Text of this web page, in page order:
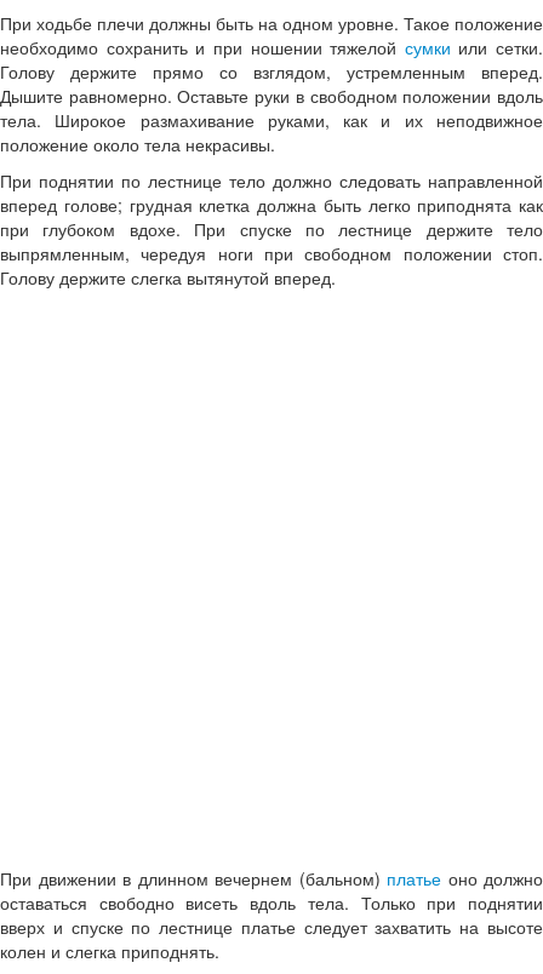
При ходьбе плечи должны быть на одном уровне. Такое положение
необходимо сохранить и при ношении тяжелой сумки или сетки.
Голову держите прямо со взглядом, устремленным вперед.
Дышите равномерно. Оставьте руки в свободном положении вдоль
тела. Широкое размахивание руками, как и их неподвижное
положение около тела некрасивы.
При поднятии по лестнице тело должно следовать направленной
вперед голове; грудная клетка должна быть легко приподнята как
при глубоком вдохе. При спуске по лестнице держите тело
выпрямленным, чередуя ноги при свободном положении стоп.
Голову держите слегка вытянутой вперед.
При движении в длинном вечернем (бальном) платье оно должно
оставаться свободно висеть вдоль тела. Только при поднятии
вверх и спуске по лестнице платье следует захватить на высоте
колен и слегка приподнять.